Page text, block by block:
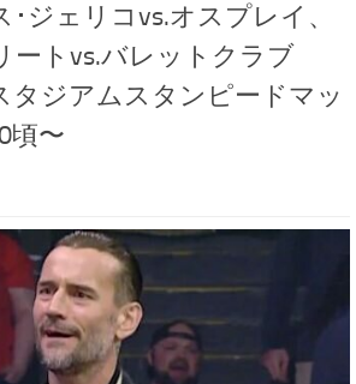
ジェリコvs.オスプレイ、
ートvs.バレットクラブ
タジアムスタンピードマッ
頃〜